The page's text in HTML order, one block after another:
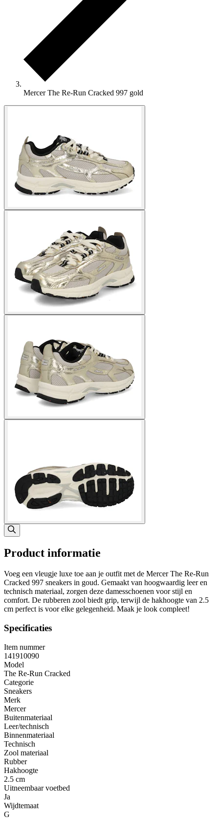
Mercer The Re-Run Cracked 997 gold
Product informatie
Voeg een vleugje luxe toe aan je outfit met de Mercer The Re-Run
Cracked 997 sneakers in goud. Gemaakt van hoogwaardig leer en
technisch materiaal, zorgen deze damesschoenen voor stijl en
comfort. De rubberen zool biedt grip, terwijl de hakhoogte van 2.5
cm perfect is voor elke gelegenheid. Maak je look compleet!
Specificaties
Item nummer
141910090
Model
The Re-Run Cracked
Categorie
Sneakers
Merk
Mercer
Buitenmateriaal
Leer/technisch
Binnenmateriaal
Technisch
Zool materiaal
Rubber
Hakhoogte
2.5 cm
Uitneembaar voetbed
Ja
Wijdtemaat
G